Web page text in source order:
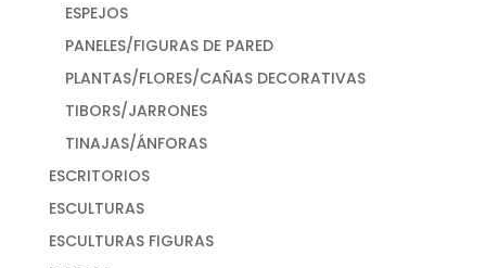
ESPEJOS
PANELES/FIGURAS DE PARED
PLANTAS/FLORES/CAÑAS DECORATIVAS
TIBORS/JARRONES
TINAJAS/ÁNFORAS
ESCRITORIOS
ESCULTURAS
ESCULTURAS FIGURAS